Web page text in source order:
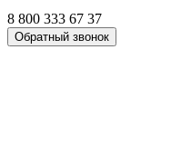
8 800 333 67 37
Обратный звонок